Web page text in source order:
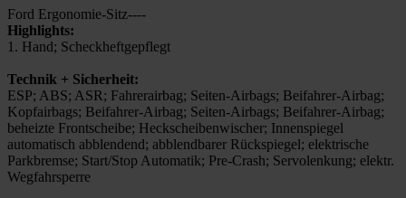
Ford Ergonomie-Sitz----
Highlights:
1. Hand; Scheckheftgepflegt
Technik + Sicherheit:
ESP; ABS; ASR; Fahrerairbag; Seiten-Airbags; Beifahrer-Airbag;
Kopfairbags; Beifahrer-Airbag; Seiten-Airbags; Beifahrer-Airbag;
beheizte Frontscheibe; Heckscheibenwischer; Innenspiegel
automatisch abblendend; abblendbarer Rückspiegel; elektrische
Parkbremse; Start/Stop Automatik; Pre-Crash; Servolenkung; elektr.
Wegfahrsperre